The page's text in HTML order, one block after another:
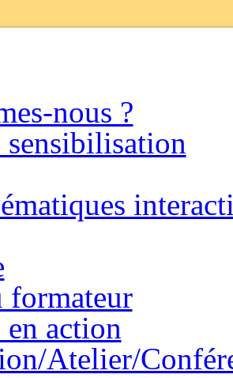
nous ?
formateur
action
Atelier/